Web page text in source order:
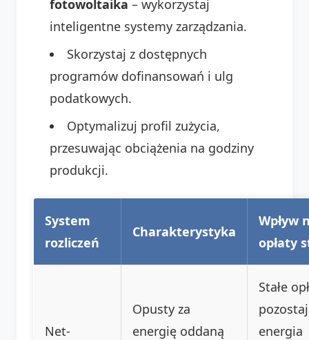
fotowoltaika – wykorzystaj
inteligentne systemy zarządzania.
Skorzystaj z dostępnych
programów dofinansowań i ulg
podatkowych.
Optymalizuj profil zużycia,
przesuwając obciążenia na godziny
produkcji.
System
rozliczeń
Charakterystyka
Wpływ
opłaty
Net-
Opusty za
energię oddaną
Stałe
energia